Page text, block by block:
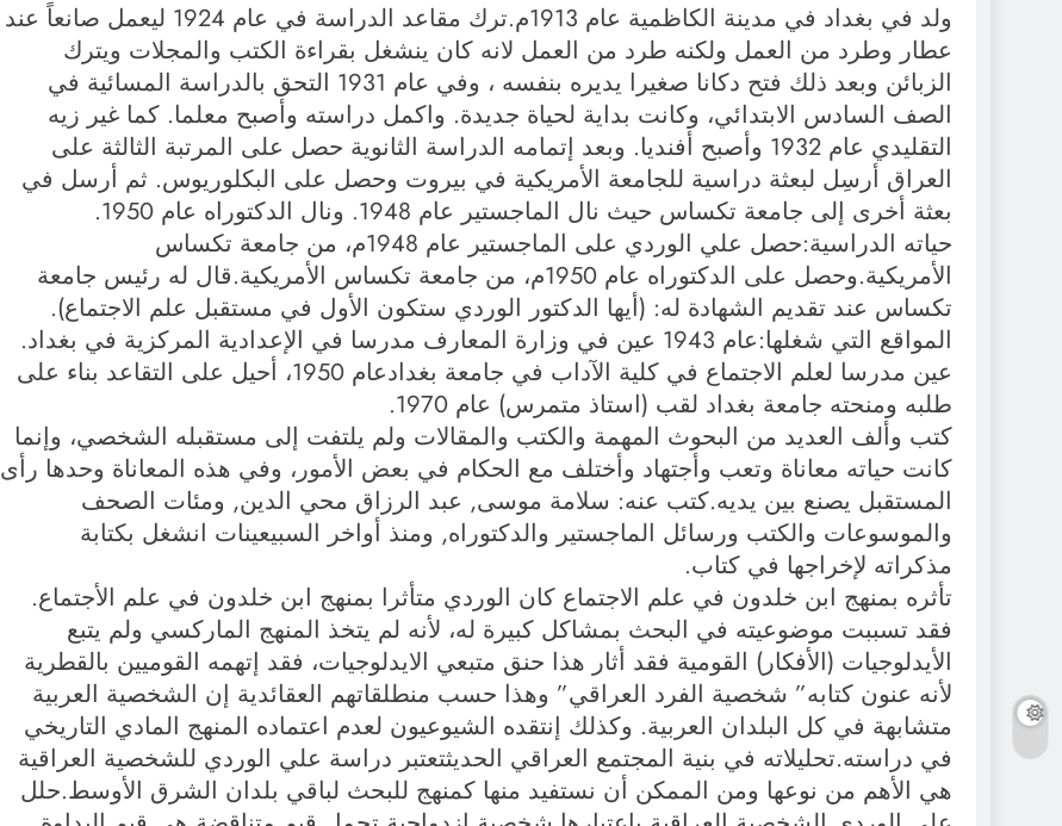
ولد في بغداد في مدينة الكاظمية عام 1913م.ترك مقاعد الدراسة في عام 1924 ليعمل صانعاً عند
عطار وطرد من العمل ولكنه طرد من العمل لانه كان ينشغل بقراءة الكتب والمجلات ويترك
الزبائن وبعد ذلك فتح دكانا صغيرا يديره بنفسه ، وفي عام 1931 التحق بالدراسة المسائية في
الصف السادس الابتدائي، وكانت بداية لحياة جديدة. واكمل دراسته وأصبح معلما. كما غير زيه
التقليدي عام 1932 وأصبح أفنديا. وبعد إتمامه الدراسة الثانوية حصل على المرتبة الثالثة على
العراق أرسِل لبعثة دراسية للجامعة الأمريكية في بيروت وحصل على البكلوريوس. ثم أرسل في
بعثة أخرى إلى جامعة تكساس حيث نال الماجستير عام 1948. ونال الدكتوراه عام 1950.
حياته الدراسية:حصل علي الوردي على الماجستير عام 1948م، من جامعة تكساس
الأمريكية.وحصل على الدكتوراه عام 1950م، من جامعة تكساس الأمريكية.قال له رئيس جامعة
تكساس عند تقديم الشهادة له: (أيها الدكتور الوردي ستكون الأول في مستقبل علم الاجتماع).
المواقع التي شغلها:عام 1943 عين في وزارة المعارف مدرسا في الإعدادية المركزية في بغداد.
عين مدرسا لعلم الاجتماع في كلية الآداب في جامعة بغدادعام 1950، أحيل على التقاعد بناء على
طلبه ومنحته جامعة بغداد لقب (استاذ متمرس) عام 1970.
كتب وألف العديد من البحوث المهمة والكتب والمقالات ولم يلتفت إلى مستقبله الشخصي، وإنما
كانت حياته معاناة وتعب وأجتهاد وأختلف مع الحكام في بعض الأمور، وفي هذه المعاناة وحدها رأى
المستقبل يصنع بين يديه.كتب عنه: سلامة موسى, عبد الرزاق محي الدين, ومئات الصحف
والموسوعات والكتب ورسائل الماجستير والدكتوراه, ومنذ أواخر السبيعينات انشغل بكتابة
مذكراته لإخراجها في كتاب.
تأثره بمنهج ابن خلدون في علم الاجتماع كان الوردي متأثرا بمنهج ابن خلدون في علم الأجتماع.
فقد تسببت موضوعيته في البحث بمشاكل كبيرة له، لأنه لم يتخذ المنهج الماركسي ولم يتبع
الأيدلوجيات (الأفكار) القومية فقد أثار هذا حنق متبعي الايدلوجيات، فقد إتهمه القوميين بالقطرية
لأنه عنون كتابه” شخصية الفرد العراقي” وهذا حسب منطلقاتهم العقائدية إن الشخصية العربية
متشابهة في كل البلدان العربية. وكذلك إنتقده الشيوعيون لعدم اعتماده المنهج المادي التاريخي
في دراسته.تحليلاته في بنية المجتمع العراقي الحديثتعتبر دراسة علي الوردي للشخصية العراقية
هي الأهم من نوعها ومن الممكن أن نستفيد منها كمنهج للبحث لباقي بلدان الشرق الأوسط.حلل